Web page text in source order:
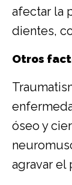
afectar la
dientes,
Otros
óseo y
agravar el